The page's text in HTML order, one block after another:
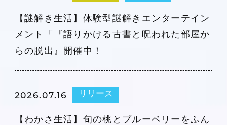
【謎解き生活】体験型謎解きエンターテイン
メント「『語りかける古書と呪われた部屋か
らの脱出』開催中！
2026.07.16 リリース
【わかさ生活】旬の桃とブルーベリーをふん